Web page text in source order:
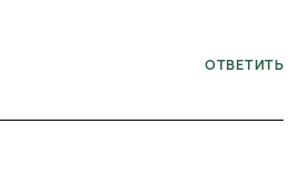
ОТВЕТИТЬ